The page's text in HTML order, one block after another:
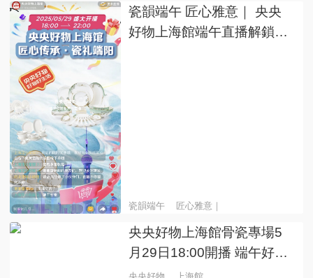
瓷韻端午 匠心雅意｜ 央央
好物上海館端午直播解鎖新
瓷韻端午 匠心雅意｜
央央好物上海館骨瓷專場5
月29日18:00開播 端午好禮
限時秒殺